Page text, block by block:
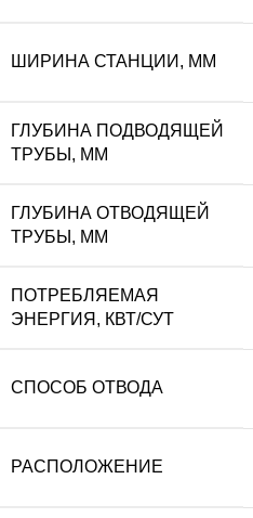
ШИРИНА СТАНЦИИ, ММ
ГЛУБИНА ПОДВОДЯЩЕЙ
ТРУБЫ, ММ
ГЛУБИНА ОТВОДЯЩЕЙ
ТРУБЫ, ММ
ПОТРЕБЛЯЕМАЯ
ЭНЕРГИЯ, КВТ/СУТ
СПОСОБ ОТВОДА
РАСПОЛОЖЕНИЕ